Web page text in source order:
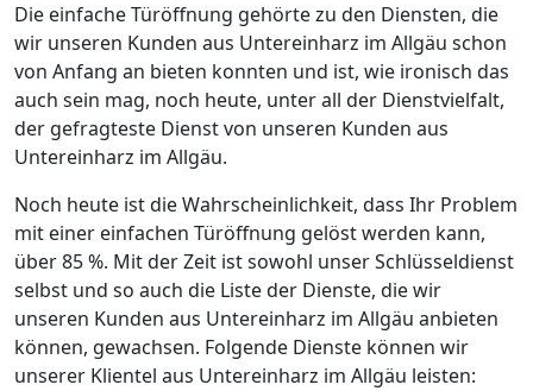
Die einfache Türöffnung gehörte zu den Diensten, die
wir unseren Kunden aus Untereinharz im Allgäu schon
von Anfang an bieten konnten und ist, wie ironisch das
auch sein mag, noch heute, unter all der Dienstvielfalt,
der gefragteste Dienst von unseren Kunden aus
Untereinharz im Allgäu.
Noch heute ist die Wahrscheinlichkeit, dass Ihr Problem
mit einer einfachen Türöffnung gelöst werden kann,
über 85 %. Mit der Zeit ist sowohl unser Schlüsseldienst
selbst und so auch die Liste der Dienste, die wir
unseren Kunden aus Untereinharz im Allgäu anbieten
können, gewachsen. Folgende Dienste können wir
unserer Klientel aus Untereinharz im Allgäu leisten: